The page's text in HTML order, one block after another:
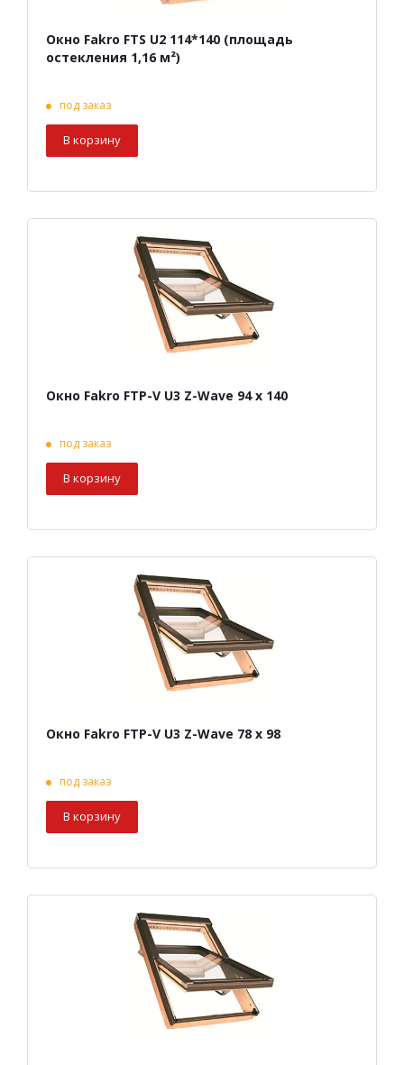
Окно Fakro FTS U2 114*140 (площадь
остекления 1,16 м²)
под заказ
В корзину
Окно Fakro FTP-V U3 Z-Wave 94 х 140
под заказ
В корзину
Окно Fakro FTP-V U3 Z-Wave 78 х 98
под заказ
В корзину